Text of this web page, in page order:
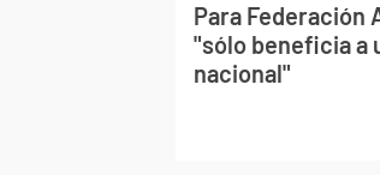
Para Federación
"sólo beneficia a
nacional"